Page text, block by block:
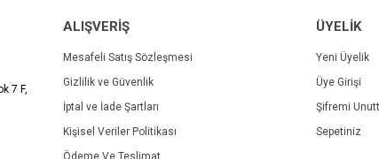
7 F,
ALIŞVERİŞ
Mesafeli Satış Sözleşmesi
Gizlilik ve Güvenlik
İptal ve İade Şartları
Kişisel Veriler Politikası
Ödeme Ve Teslimat
ÜYELİK
Yeni Üyelik
Üye Girişi
Şifremi
Sepetiniz